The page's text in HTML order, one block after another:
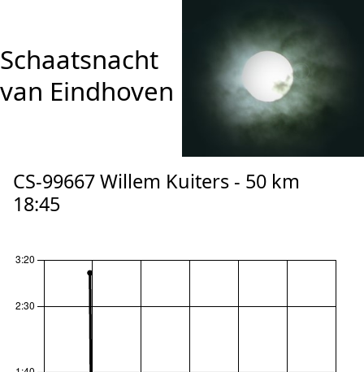
Schaatsnacht
van Eindhoven
CS-99667 Willem Kuiters - 50 km
18:45